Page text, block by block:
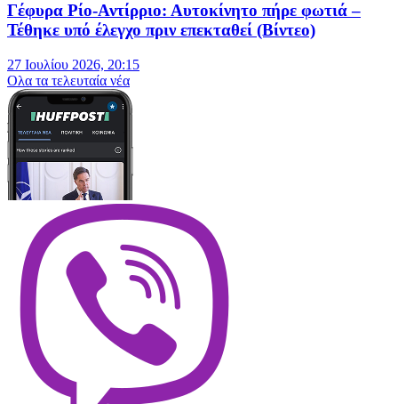
Γέφυρα Ρίο-Αντίρριο: Αυτοκίνητο πήρε φωτιά –
Τέθηκε υπό έλεγχο πριν επεκταθεί (Βίντεο)
27 Ιουλίου 2026, 20:15
Oλα τα τελευταία νέα